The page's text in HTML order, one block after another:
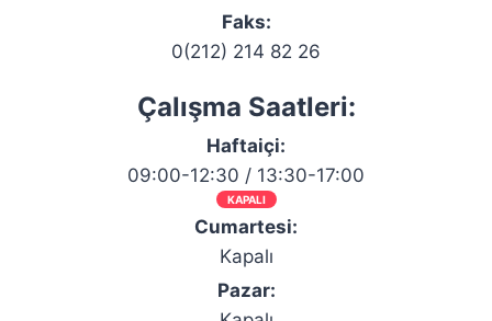
Faks:
0(212) 214 82 26
Çalışma Saatleri:
Haftaiçi:
09:00-12:30 / 13:30-17:00
KAPALI
Cumartesi:
Kapalı
Pazar: